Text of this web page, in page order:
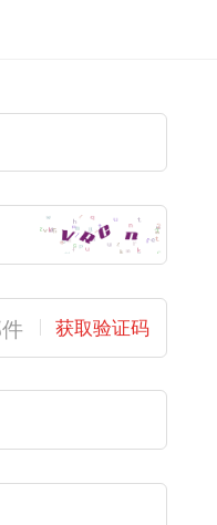
获取验证码